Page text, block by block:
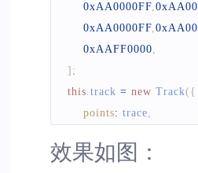
0xAA0000FF,
0xAA0000FF,
0xAAFF0000,
] ;
this.track = new Track( {
points: trace,
trackType
SysEnum
效果如图：